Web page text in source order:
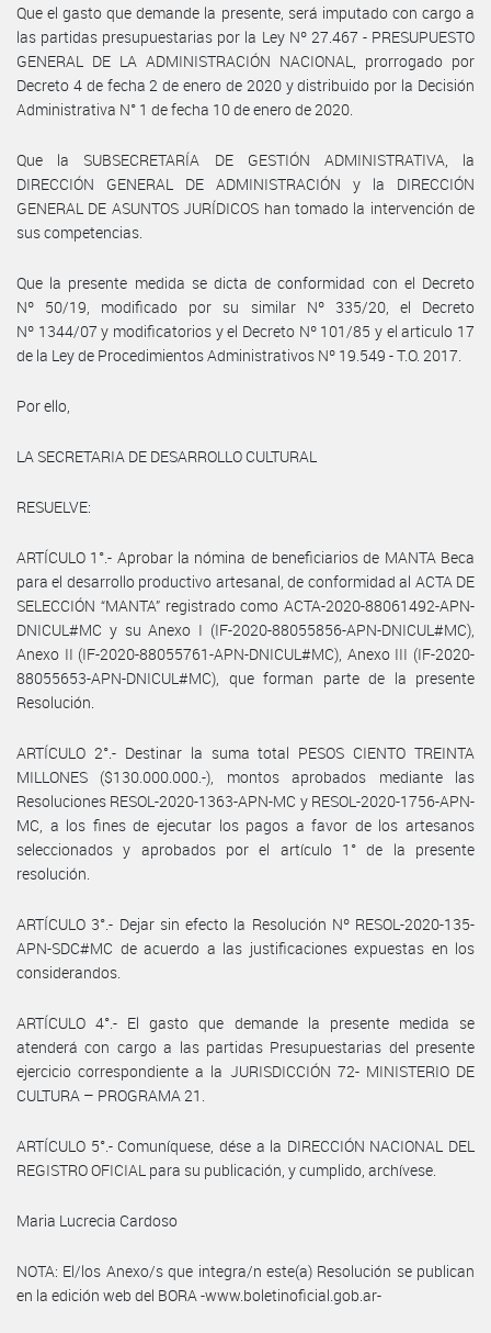
Que el gasto que demande la presente, será imputado con cargo a
las partidas presupuestarias por la Ley Nº 27.467 - PRESUPUESTO
GENERAL DE LA ADMINISTRACIÓN NACIONAL, prorrogado por
Decreto 4 de fecha 2 de enero de 2020 y distribuido por la Decisión
Administrativa N° 1 de fecha 10 de enero de 2020.
Que la SUBSECRETARÍA DE GESTIÓN ADMINISTRATIVA, la
DIRECCIÓN GENERAL DE ADMINISTRACIÓN y la DIRECCIÓN
GENERAL DE ASUNTOS JURÍDICOS han tomado la intervención de
sus competencias.
Que la presente medida se dicta de conformidad con el Decreto
Nº 50/19, modificado por su similar Nº 335/20, el Decreto
Nº 1344/07 y modificatorios y el Decreto Nº 101/85 y el articulo 17
de la Ley de Procedimientos Administrativos Nº 19.549 - T.O. 2017.
Por ello,
LA SECRETARIA DE DESARROLLO CULTURAL
RESUELVE:
ARTÍCULO 1°.- Aprobar la nómina de beneficiarios de MANTA Beca
para el desarrollo productivo artesanal, de conformidad al ACTA DE
SELECCIÓN “MANTA” registrado como ACTA-2020-88061492-APN-
DNICUL#MC y su Anexo I (IF-2020-88055856-APN-DNICUL#MC),
Anexo II (IF-2020-88055761-APN-DNICUL#MC), Anexo III (IF-2020-
88055653-APN-DNICUL#MC), que forman parte de la presente
Resolución.
ARTÍCULO 2°.- Destinar la suma total PESOS CIENTO TREINTA
MILLONES ($130.000.000.-), montos aprobados mediante las
Resoluciones RESOL-2020-1363-APN-MC y RESOL-2020-1756-APN-
MC, a los fines de ejecutar los pagos a favor de los artesanos
seleccionados y aprobados por el artículo 1° de la presente
resolución.
ARTÍCULO 3°.- Dejar sin efecto la Resolución Nº RESOL-2020-135-
APN-SDC#MC de acuerdo a las justificaciones expuestas en los
considerandos.
ARTÍCULO 4°.- El gasto que demande la presente medida se
atenderá con cargo a las partidas Presupuestarias del presente
ejercicio correspondiente a la JURISDICCIÓN 72- MINISTERIO DE
CULTURA – PROGRAMA 21.
ARTÍCULO 5°.- Comuníquese, dése a la DIRECCIÓN NACIONAL DEL
REGISTRO OFICIAL para su publicación, y cumplido, archívese.
Maria Lucrecia Cardoso
NOTA: El/los Anexo/s que integra/n este(a) Resolución se publican
en la edición web del BORA -www.boletinoficial.gob.ar-